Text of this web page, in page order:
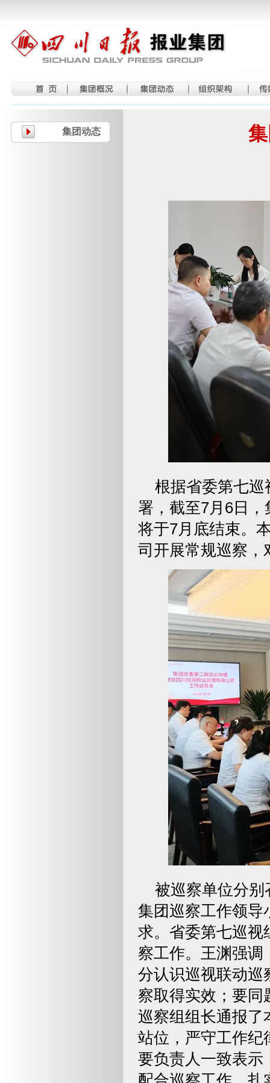
集团动态
根据省委第七
署，截至7月6日
将于7月底结束。
司开展常规巡察，
被巡察单位分
集团巡察工作领导
求。省委第七巡视
察工作。王渊强调
分认识巡视联动巡
察取得实效；要同
巡察组组长通报了
站位，严守工作纪
要负责人一致表示